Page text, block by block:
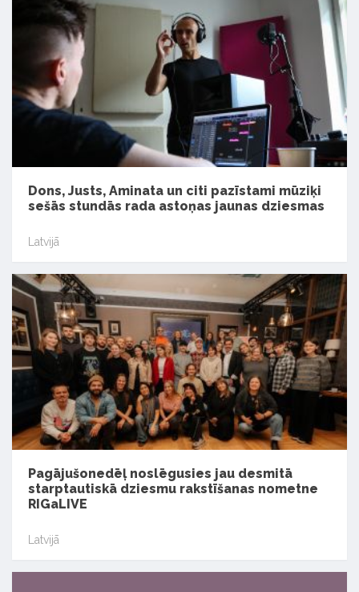
Dons, Justs, Aminata un citi pazīstami mūziķi
sešās stundās rada astoņas jaunas dziesmas
Latvijā
Pagājušonedēļ noslēgusies jau desmitā
starptautiskā dziesmu rakstīšanas nometne
RIGaLIVE
Latvijā